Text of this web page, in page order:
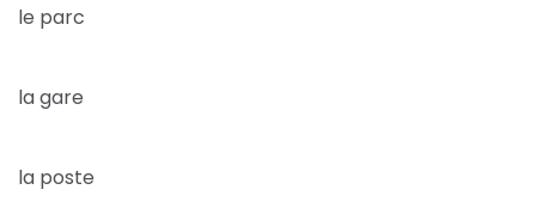
le parc
la gare
la poste